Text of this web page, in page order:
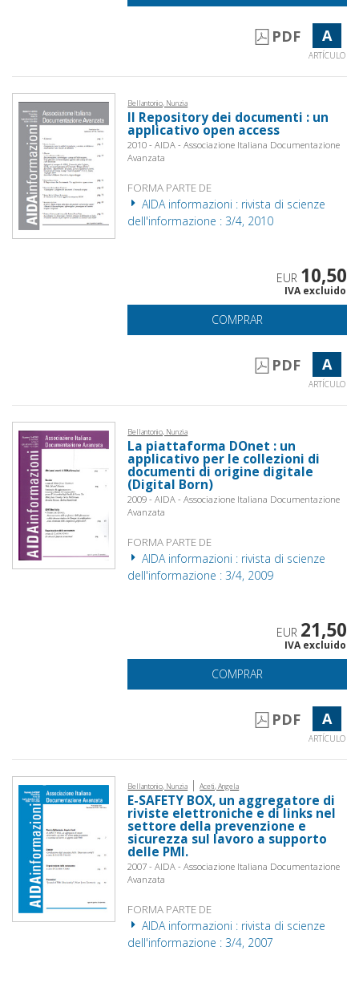
PDF A
ARTÍCULO
Bellantonio, Nunzia
Il Repository dei documenti : un
applicativo open access
2010 - AIDA - Associazione Italiana Documentazione
Avanzata
FORMA PARTE DE
AIDA informazioni : rivista di scienze
dell'informazione : 3/4, 2010
EUR 10,50
IVA excluido
COMPRAR
PDF A
ARTÍCULO
Bellantonio, Nunzia
La piattaforma DOnet : un
applicativo per le collezioni di
documenti di origine digitale
(Digital Born)
2009 - AIDA - Associazione Italiana Documentazione
Avanzata
FORMA PARTE DE
AIDA informazioni : rivista di scienze
dell'informazione : 3/4, 2009
EUR 21,50
IVA excluido
COMPRAR
PDF A
ARTÍCULO
Bellantonio, Nunzia | Aceti, Angela
E-SAFETY BOX, un aggregatore di
riviste elettroniche e di links nel
settore della prevenzione e
sicurezza sul lavoro a supporto
delle PMI.
2007 - AIDA - Associazione Italiana Documentazione
Avanzata
FORMA PARTE DE
AIDA informazioni : rivista di scienze
dell'informazione : 3/4, 2007